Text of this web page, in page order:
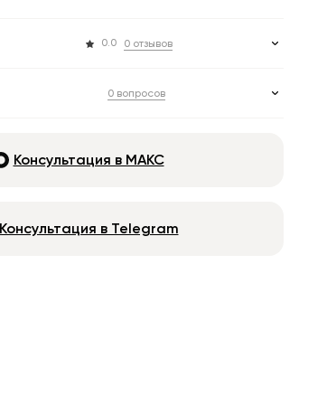
0.0 0 отзывов
0 вопросов
Консультация в МАКС
Консультация в Telegram